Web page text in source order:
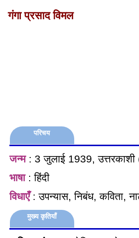
गंगा प्रसाद विमल
परिचय
जन्म: 3 जुलाई 1939, उत्तरकाशी
भाषा: हिंदी
विधाएँ: उपन्यास, निबंध, कविता,
मुख्य कृतियाँ